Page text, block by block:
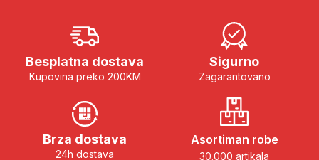
Besplatna dostava
Kupovina preko 200KM
Sigurno
Zagarantovano
Brza dostava
24h dostava
Asortiman robe
30.000 artikala